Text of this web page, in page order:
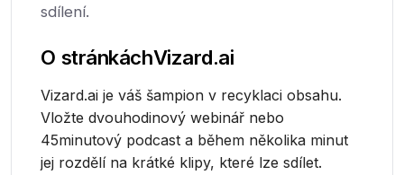
sdílení.
O stránkáchVizard.ai
Vizard.ai je váš šampion v recyklaci obsahu.
Vložte dvouhodinový webinář nebo
45minutový podcast a během několika minut
jej rozdělí na krátké klipy, které lze sdílet.